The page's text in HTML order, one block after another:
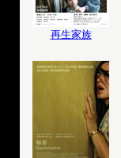
再生家族